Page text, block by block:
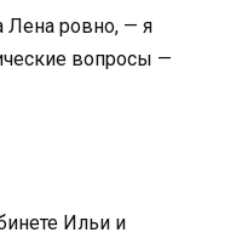
Лена ровно, — я
вопросы —
Ильи и